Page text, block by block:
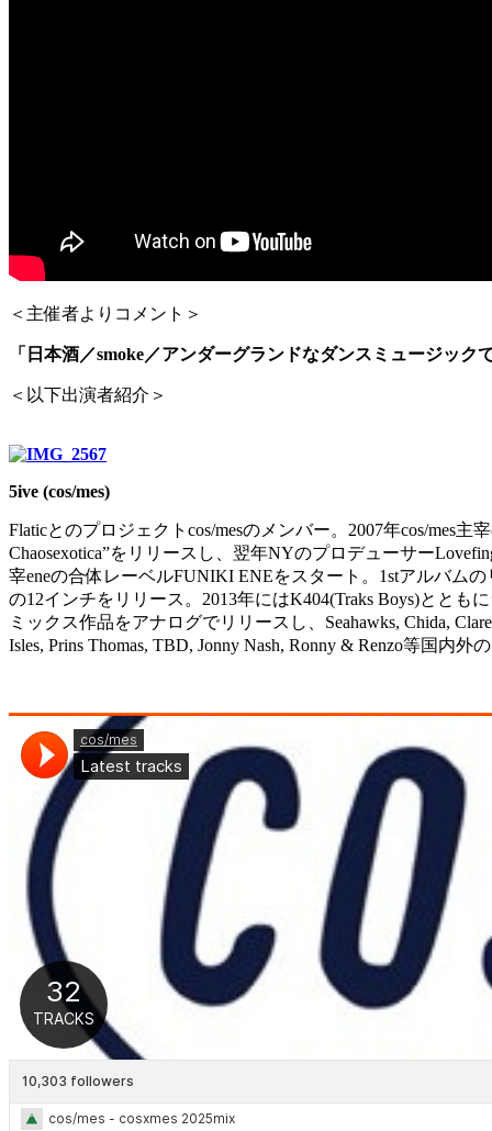
＜主催者よりコメント＞
「日本酒／smoke／アンダーグランドなダンスミュージック
＜以下出演者紹介＞
5ive (cos/mes)
Flaticとのプロジェクトcos/mesのメンバー。2007年cos/mes主
Chaosexotica”をリリースし、翌年NYのプロデューサー
宰eneの合体レーベルFUNIKI ENEをスタート。1stアルバム
の12インチをリリース。2013年にはK404(Traks Boys)ととも
ミックス作品をアナログでリリースし、Seahawks, Chida,
Isles, Prins Thomas, TBD, Jonny Nash, Ronny & Renzo等国内